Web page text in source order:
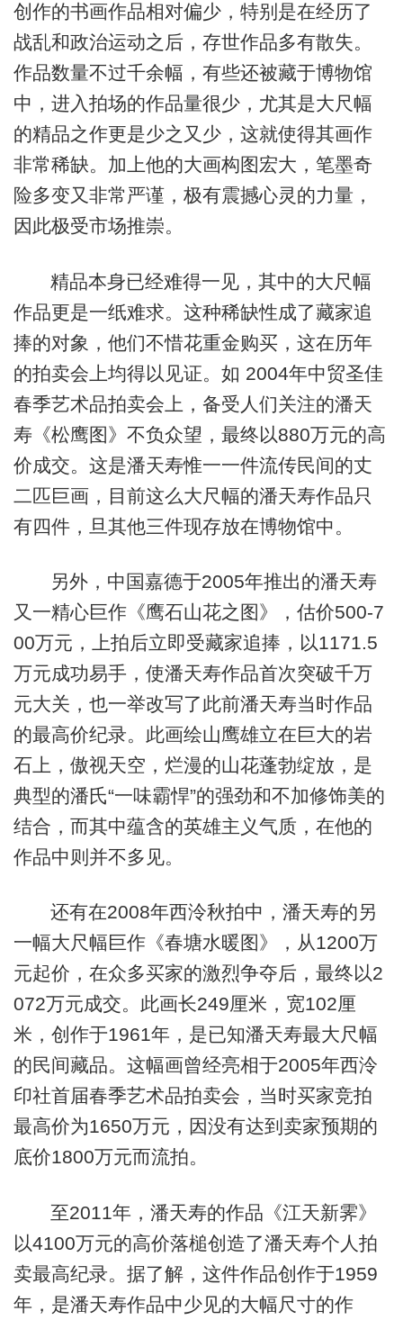
创作的书画作品相对偏少，特别是在经历了
战乱和政治运动之后，存世作品多有散失。
作品数量不过千余幅，有些还被藏于博物馆
中，进入拍场的作品量很少，尤其是大尺幅
的精品之作更是少之又少，这就使得其画作
非常稀缺。加上他的大画构图宏大，笔墨奇
险多变又非常严谨，极有震撼心灵的力量，
因此极受市场推崇。
精品本身已经难得一见，其中的大尺幅
作品更是一纸难求。这种稀缺性成了藏家追
捧的对象，他们不惜花重金购买，这在历年
的拍卖会上均得以见证。如 2004年中贸圣佳
春季艺术品拍卖会上，备受人们关注的潘天
寿《松鹰图》不负众望，最终以880万元的高
价成交。这是潘天寿惟一一件流传民间的丈
二匹巨画，目前这么大尺幅的潘天寿作品只
有四件，旦其他三件现存放在博物馆中。
另外，中国嘉德于2005年推出的潘天寿
又一精心巨作《鹰石山花之图》，估价500-7
00万元，上拍后立即受藏家追捧，以1171.5
万元成功易手，使潘天寿作品首次突破千万
元大关，也一举改写了此前潘天寿当时作品
的最高价纪录。此画绘山鹰雄立在巨大的岩
石上，傲视天空，烂漫的山花蓬勃绽放，是
典型的潘氏“一味霸悍”的强劲和不加修饰美的
结合，而其中蕴含的英雄主义气质，在他的
作品中则并不多见。
还有在2008年西泠秋拍中，潘天寿的另
一幅大尺幅巨作《春塘水暖图》，从1200万
元起价，在众多买家的激烈争夺后，最终以2
072万元成交。此画长249厘米，宽102厘
米，创作于1961年，是已知潘天寿最大尺幅
的民间藏品。这幅画曾经亮相于2005年西泠
印社首届春季艺术品拍卖会，当时买家竞拍
最高价为1650万元，因没有达到卖家预期的
底价1800万元而流拍。
至2011年，潘天寿的作品《江天新霁》
以4100万元的高价落槌创造了潘天寿个人拍
卖最高纪录。据了解，这件作品创作于1959
年，是潘天寿作品中少见的大幅尺寸的作